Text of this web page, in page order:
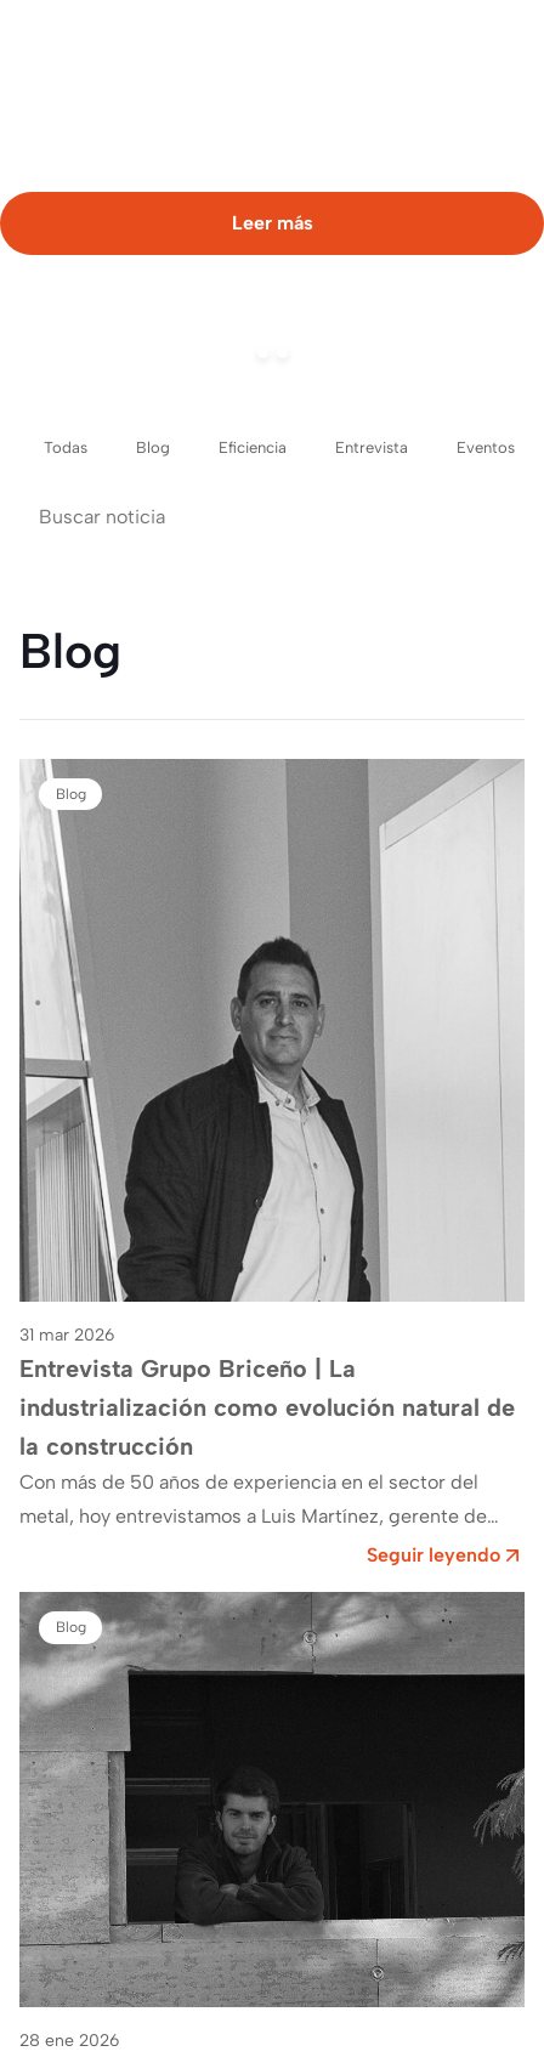
Leer más
Todas Blog Eficiencia Entrevista Eventos
Blog
Blog
31 mar 2026
Entrevista Grupo Briceño | La
industrialización como evolución natural de
la construcción
Con más de 50 años de experiencia en el sector del
metal, hoy entrevistamos a Luis Martínez, gerente de
Seguir leyendo
Blog
28 ene 2026